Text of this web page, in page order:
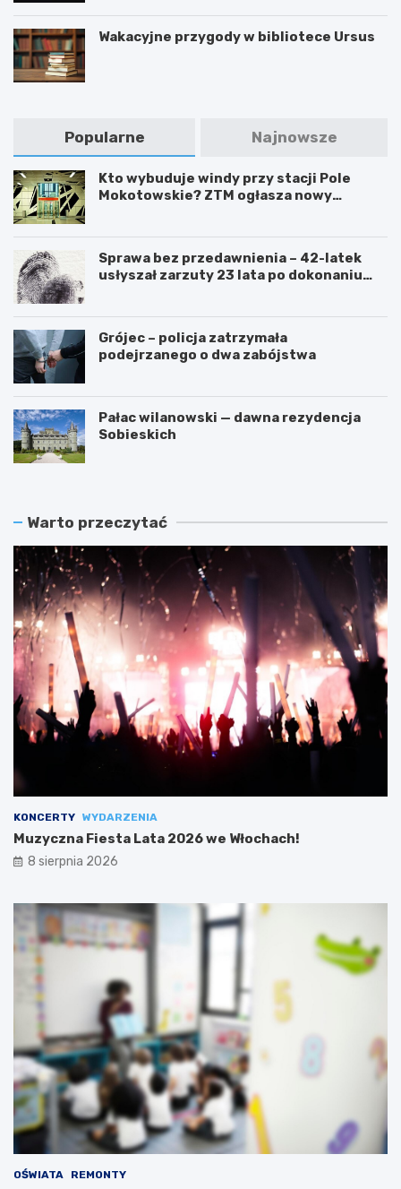
Wakacyjne przygody w bibliotece Ursus
Popularne Najnowsze
Kto wybuduje windy przy stacji Pole
Mokotowskie? ZTM ogłasza nowy
Sprawa bez przedawnienia – 42-latek
usłyszał zarzuty 23 lata po dokonaniu
Grójec – policja zatrzymała
podejrzanego o dwa zabójstwa
Pałac wilanowski — dawna rezydencja
Sobieskich
Warto przeczytać
KONCERTY WYDARZENIA
Muzyczna Fiesta Lata 2026 we Włochach!
8 sierpnia 2026
OŚWIATA REMONTY